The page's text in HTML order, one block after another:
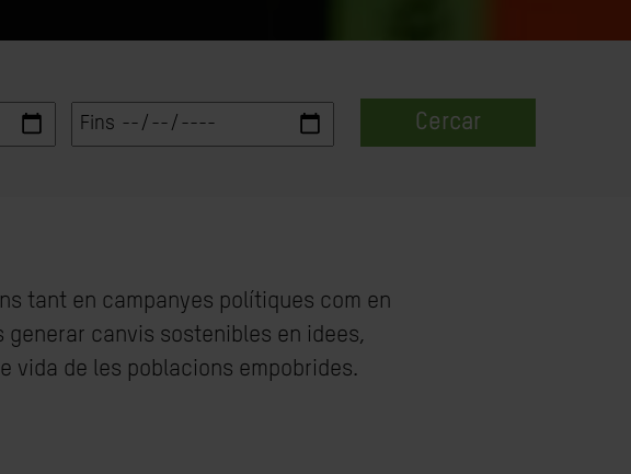
Cercar
tant en campanyes polítiques com en
canvis sostenibles en idees,
vida de les poblacions empobrides.